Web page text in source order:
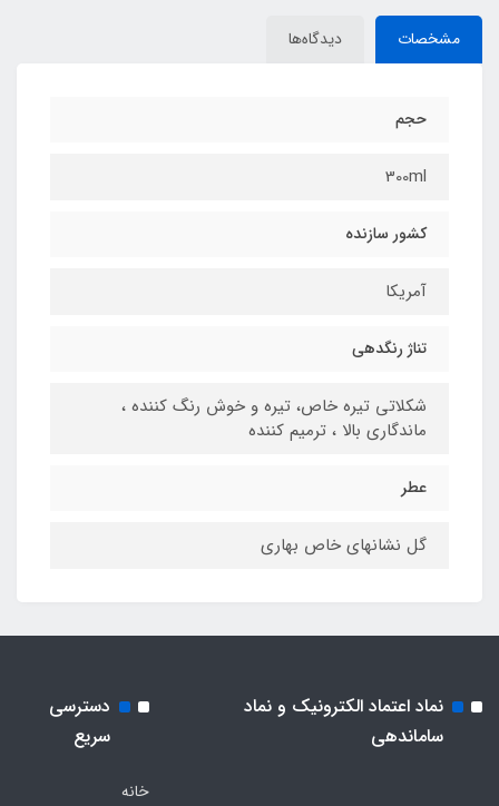
مشخصات دیدگاه‌ها
حجم
300ml
کشور سازنده
آمریکا
تناژ رنگدهی
شكلاتى تيره خاص، تيره و خوش رنگ كننده ،
ماندگارى بالا ، ترميم كننده
عطر
گل نشانهاى خاص بهارى
نماد اعتماد الکترونیک و نماد
ساماندهی
دسترسی
سریع
خانه